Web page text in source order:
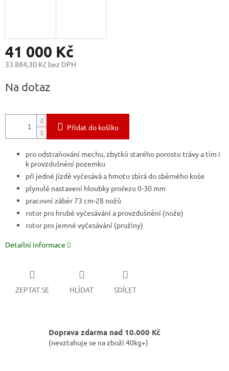
41 000 Kč
33 884,30 Kč bez DPH
cena:
Na dotaz
Přidat do košíku
pro odstraňování mechu, zbytků starého porostu trávy a tím i
k provzdušnění pozemku
při jedné jízdě vyčesává a hmotu sbírá do sběrného koše
plynulé nastavení hloubky prořezu 0-30 mm
pracovní záběr 73 cm-28 nožů
rotor pro hrubé vyčesávání a provzdušnění (nože)
rotor pro jemné vyčesávání (pružiny)
Detailní informace
ZEPTAT SE HLÍDAT SDÍLET
Doprava zdarma nad 10.000 Kč
(nevztahuje se na zboží 40kg+)